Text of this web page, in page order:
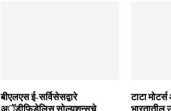
बीएलएस ई-सर्विसेसद्वारे
अॅडीफिडेलिस सोल्‍यूशन्‍सचे
टाटा
भारतातील